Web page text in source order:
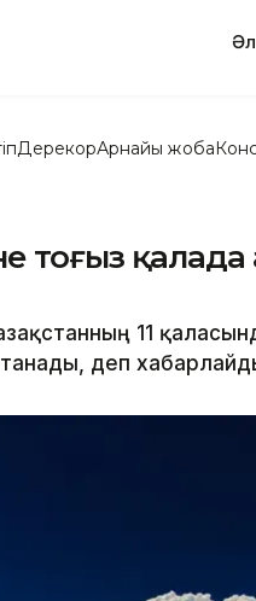
ДерекқорАрнайы жоба
тоғыз
11
деп